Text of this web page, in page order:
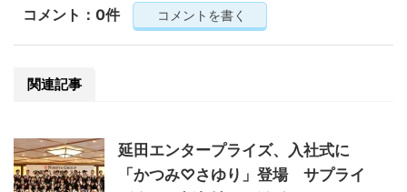
コメント：0件 コメントを書く
関連記事
延田エンタープライズ、入社式に
「かつみ♡さゆり」登場 サプライ